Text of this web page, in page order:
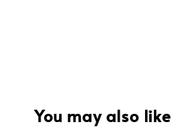
You may also like